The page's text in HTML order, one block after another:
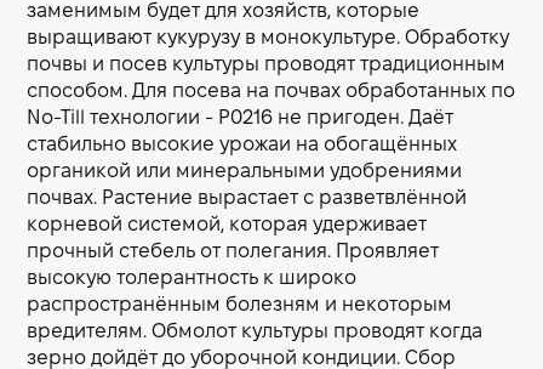
заменимым будет для хозяйств, которые
выращивают кукурузу в монокультуре. Обработку
почвы и посев культуры проводят традиционным
способом. Для посева на почвах обработанных по
No-Till технологии - P0216 не пригоден. Даёт
стабильно высокие урожаи на обогащённых
органикой или минеральными удобрениями
почвах. Растение вырастает с разветвлённой
корневой системой, которая удерживает
прочный стебель от полегания. Проявляет
высокую толерантность к широко
распространённым болезням и некоторым
вредителям. Обмолот культуры проводят когда
зерно дойдёт до уборочной кондиции. Сбор